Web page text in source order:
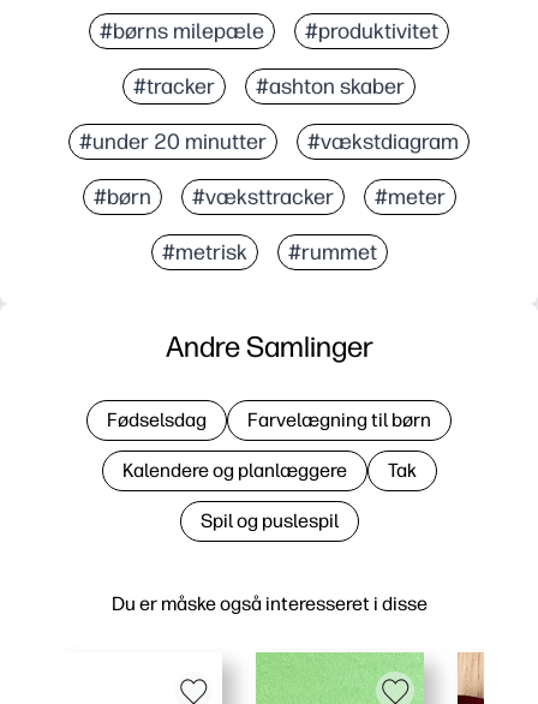
#børns milepæle #produktivitet
#tracker #ashton skaber
#under 20 minutter #vækstdiagram
#børn #væksttracker #meter
#metrisk #rummet
Du er måske også interesseret i disse
Andre Samlinger
Fødselsdag Farvelægning til børn
Kalendere og planlæggere Tak
Spil og puslespil